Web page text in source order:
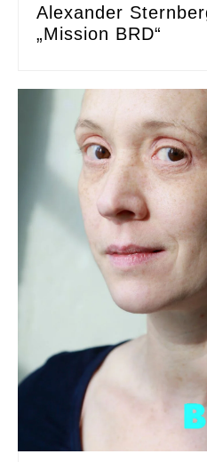
Alexander
„Mission BRD“